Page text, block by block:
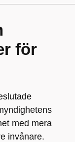
för
med mera
invånare.